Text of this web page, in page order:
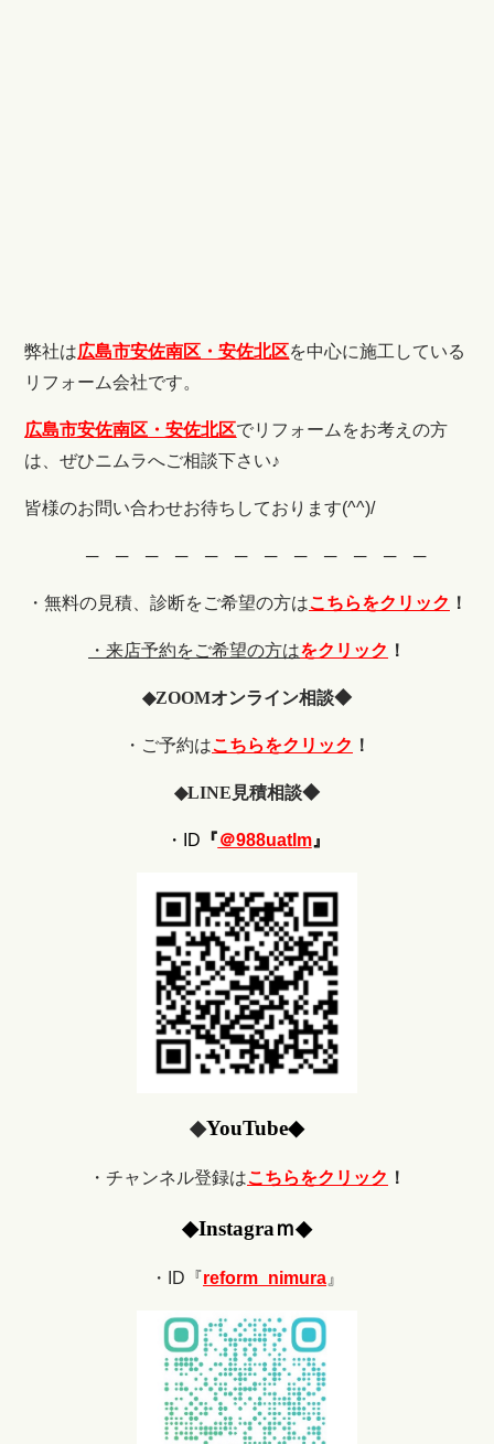
弊社は広島市安佐南区・安佐北区を中心に施工している
リフォーム会社です。
広島市安佐南区・安佐北区でリフォームをお考えの方
は、ぜひニムラへご相談下さい♪
皆様のお問い合わせお待ちしております(^^)/
─ ─ ─ ─ ─ ─ ─ ─ ─ ─ ─ ─
・無料の見積、診断をご希望の方はこちらをクリック ！
・来店予約をご希望の方はをクリック ！
◆ZOOMオンライン相談◆
・ご予約はこちらをクリック ！
◆LINE 見積相談◆
・ID 『＠988uatlm』
◆YouTube◆
・チャンネル登録はこちらをクリック ！
◆Instagraｍ◆
・ID『reform_nimura 』